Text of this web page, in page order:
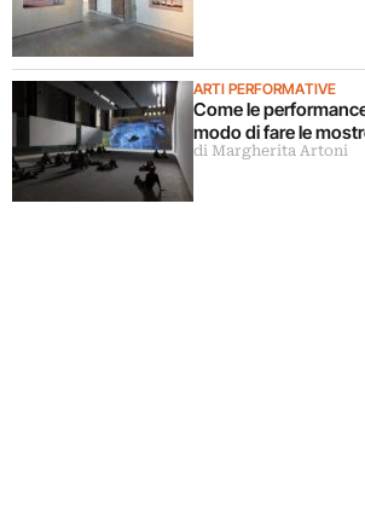
ARTI PERFORMATIVE
Come le
modo di fare le
di Margherita Artoni